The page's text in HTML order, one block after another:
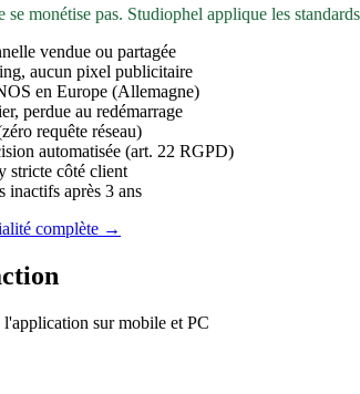
se monétise pas. Studiophel applique les
vendue ou partagée
aucun pixel publicitaire
en Europe (Allemagne)
perdue au redémarrage
requête réseau)
automatisée (art. 22 RGPD)
stricte côté client
inactifs après 3 ans
complète →
l'application sur mobile et PC